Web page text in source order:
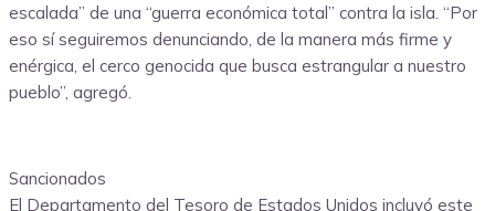
escalada” de una “guerra económica total” contra la isla. “Por
eso sí seguiremos denunciando, de la manera más firme y
enérgica, el cerco genocida que busca estrangular a nuestro
pueblo”, agregó.
Sancionados
El Departamento del Tesoro de Estados Unidos incluyó este